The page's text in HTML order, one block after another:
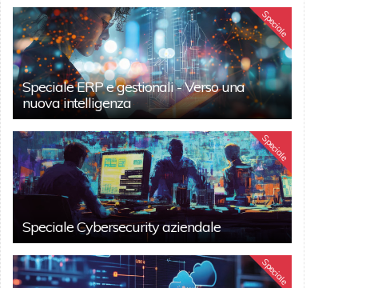
Speciale
Speciale ERP e gestionali - Verso una
nuova intelligenza
Speciale
Speciale Cybersecurity aziendale
Speciale